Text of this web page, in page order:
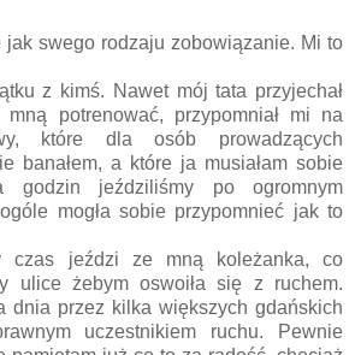
jak swego rodzaju zobowiązanie. Mi to
z kimś. Nawet mój tata przyjechał
potrenować, przypomniał mi na
które dla osób prowadzących
banałem, a które ja musiałam sobie
godzin jeździliśmy po ogromnym
mogła sobie przypomnieć jak to
czas jeździ ze mną koleżanka, co
ulice żebym oswoiła się z ruchem.
dnia przez kilka większych gdańskich
uczestnikiem ruchu. Pewnie